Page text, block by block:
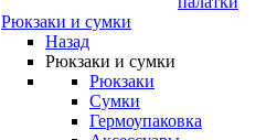
Рюкзаки и сумки
Назад
Рюкзаки и сумки
Рюкзаки
Сумки
Гермоупаковка